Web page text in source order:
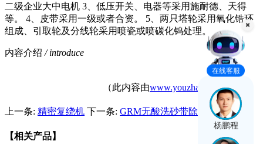
二级企业大中电机 3、低压开关、电器等采用施耐德、天得
等。 4、皮带采用一级或者合资。 5、两只塔轮采用氧化锆环
组成、引取轮及分线轮采用喷瓷或喷碳化钨处理。
内容介绍 / introduce
（此内容由www.youzha.net.cn提供）
上一条: 精密复绕机 下一条: GRM无酸洗砂带除锈机
【相关产品】
在线客服
杨鹏程